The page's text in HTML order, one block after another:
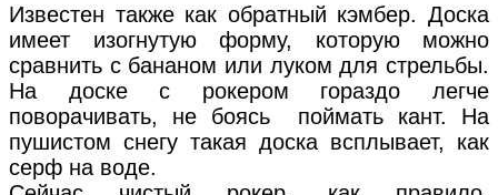
Известен также как обратный кэмбер. Доска
имеет изогнутую форму, которую можно
сравнить с бананом или луком для стрельбы.
На доске с рокером гораздо легче
поворачивать, не боясь поймать кант. На
пушистом снегу такая доска всплывает, как
серф на воде.